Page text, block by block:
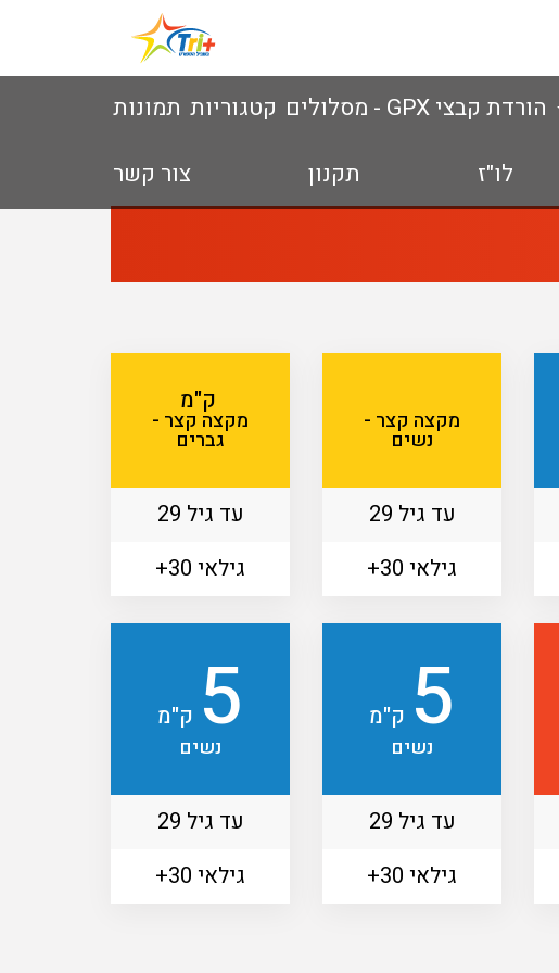
הורדת קבצי GPX - מסלולים קטגוריות תמונות
לו"ז תקנון צור קשר
מקצה קצר -
נשים
עד גיל 29
גילאי 30+
ק"מ
מקצה קצר -
גברים
עד גיל 29
גילאי 30+
5 ק"מ
נשים
עד גיל 29
גילאי 30+
5 ק"מ
נשים
עד גיל 29
גילאי 30+